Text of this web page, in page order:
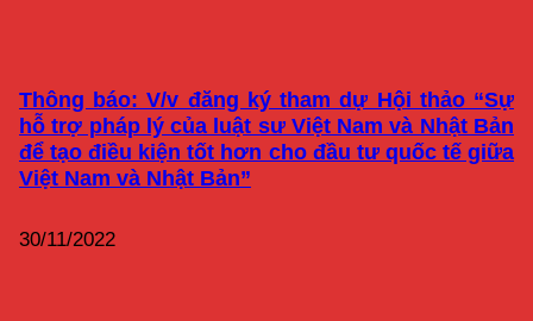
Thông báo: V/v đăng ký tham dự Hội thảo “Sự
hỗ trợ pháp lý của luật sư Việt Nam và Nhật Bản
để tạo điều kiện tốt hơn cho đầu tư quốc tế giữa
Việt Nam và Nhật Bản”
30/11/2022